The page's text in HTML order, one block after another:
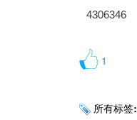
4306346
1
所有标签: